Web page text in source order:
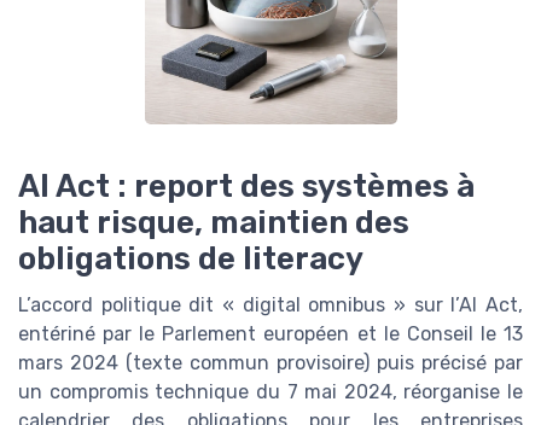
AI Act : report des systèmes à
haut risque, maintien des
obligations de literacy
L’accord politique dit « digital omnibus » sur l’AI Act,
entériné par le Parlement européen et le Conseil le 13
mars 2024 (texte commun provisoire) puis précisé par
un compromis technique du 7 mai 2024, réorganise le